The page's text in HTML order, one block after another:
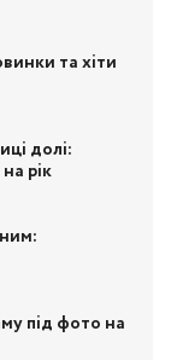
та хіти
долі:
рік
під фото на